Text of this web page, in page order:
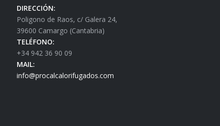
DIRECCIÓN:
Poligono de Raos, c/ Galera 24,
39600 Camargo (Cantabria)
TELÉFONO:
+34 942 36 90 09
MAIL:
info@procalcalorifugados.com